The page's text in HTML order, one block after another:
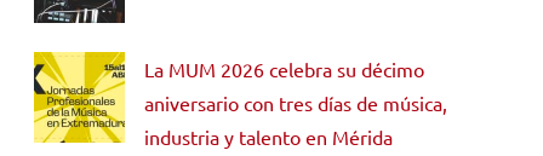
La MUM 2026 celebra su décimo
aniversario con tres días de música,
industria y talento en Mérida